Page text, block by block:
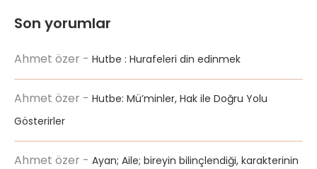
Son yorumlar
Ahmet özer - Hutbe : Hurafeleri din edinmek
Ahmet özer - Hutbe: Mü’minler, Hak ile Doğru Yolu
Gösterirler
Ahmet özer - Ayan; Aile; bireyin bilinçlendiği, karakterinin